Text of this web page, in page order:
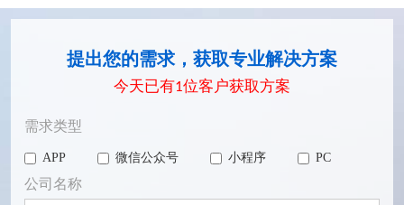
提出您的需求，获取专业解决方案
今天已有1位客户获取方案
需求类型
APP 微信公众号 小程序 PC
公司名称